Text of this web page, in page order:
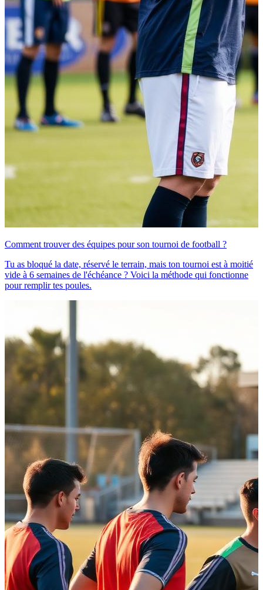
Comment trouver des équipes pour son tournoi de football ?
Tu as bloqué la date, réservé le terrain, mais ton tournoi est à moitié
vide à 6 semaines de l'échéance ? Voici la méthode qui fonctionne
pour remplir tes poules.